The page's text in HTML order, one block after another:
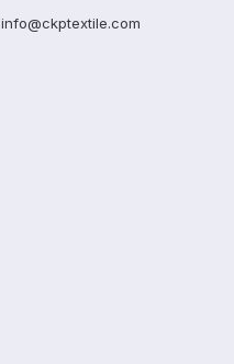
info@ckptextile.com